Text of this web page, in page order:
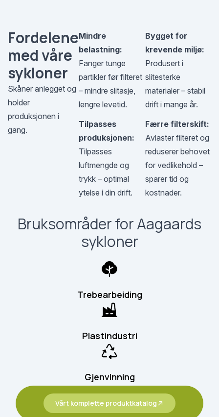
Fordelene
med våre
sykloner
Skåner anlegget og
holder
produksjonen i
gang.
Mindre
belastning:
Fanger tunge
partikler før filteret
– mindre slitasje,
lengre levetid.
Tilpasses
produksjonen:
Tilpasses
luftmengde og
trykk – optimal
ytelse i din drift.
Bygget for
krevende miljø:
Produsert i
slitesterke
materialer – stabil
drift i mange år.
Færre filterskift:
Avlaster filteret og
reduserer behovet
for vedlikehold –
sparer tid og
kostnader.
Bruksområder for Aagaards
sykloner
Trebearbeiding
Plastindustri
Gjenvinning
Vårt komplette produktkatalog